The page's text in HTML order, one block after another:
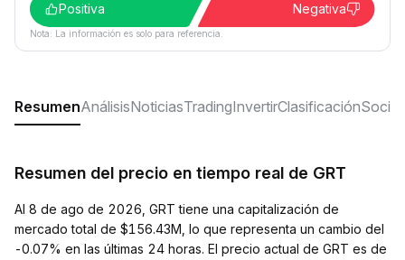
Positiva
Negativa
Nota: La información es solo para referencia.
ResumenAnálisisNoticiasTradingInvertirClasificaciónSocial
Resumen del precio en tiempo real de GRT
Al 8 de ago de 2026, GRT tiene una capitalización de
mercado total de $156.43M, lo que representa un cambio del
-0.07% en las últimas 24 horas. El precio actual de GRT es de